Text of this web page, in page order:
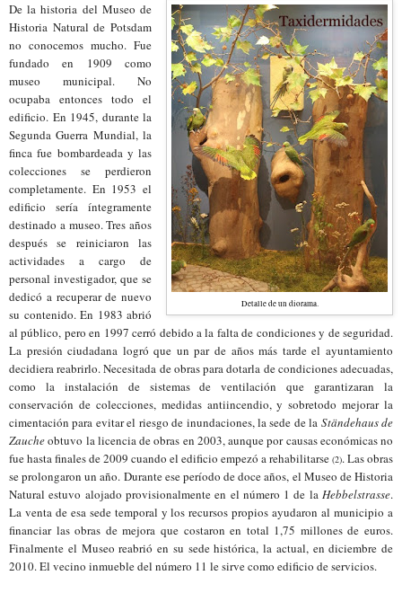
Detalle de un diorama.
De la historia del Museo de
Historia Natural de Potsdam
no conocemos mucho. Fue
fundado en 1909 como
museo municipal. No
ocupaba entonces todo el
edificio. En 1945, durante la
Segunda Guerra Mundial, la
finca fue bombardeada y las
colecciones se perdieron
completamente. En 1953 el
edificio sería íntegramente
destinado a museo. Tres años
después se reiniciaron las
actividades a cargo de
personal investigador, que se
dedicó a recuperar de nuevo
su contenido. En 1983 abrió
al público, pero en 1997 cerró debido a la falta de condiciones y de seguridad.
La presión ciudadana logró que un par de años más tarde el ayuntamiento
decidiera reabrirlo. Necesitada de obras para dotarla de condiciones adecuadas,
como la instalación de sistemas de ventilación que garantizaran la
conservación de colecciones, medidas antiincendio,y sobretodo mejorar la
cimentación para evitar el riesgo de inundaciones,la sede de la Ständehaus de
Zaucheobtuvo la licencia de obras en 2003, aunque por causas económicas no
fue hasta finales de 2009 cuando el edificio empezó a rehabilitarse (2). Las obras
se prolongaron un año. Durante ese período de doce años, el Museo de Historia
Natural estuvo alojado provisionalmente en el número 1 de la Hebbelstrasse.
La venta de esa sede temporal y los recursos propios ayudaron al municipio a
financiar las obras de mejora que costaron en total 1,75 millones de euros.
Finalmente el Museo reabrió en su sede histórica, la actual, en diciembre de
2010. El vecino inmueble del número 11 le sirve como edificio de servicios.